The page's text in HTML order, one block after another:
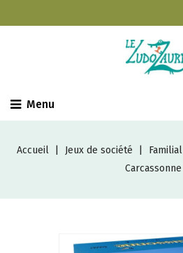
Menu
Accueil Jeux de société Familial
Carcassonne